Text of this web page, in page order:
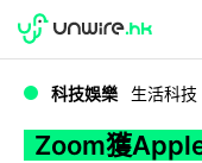
WWDC 2026
科技娛樂 生活科技
Zoom獲